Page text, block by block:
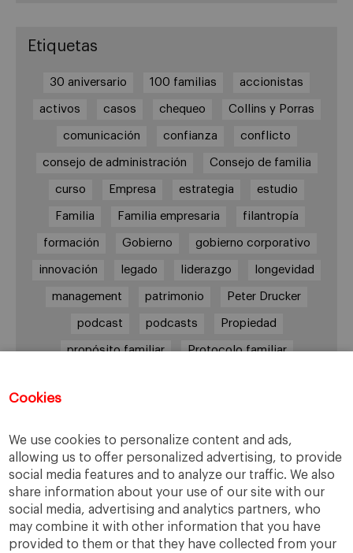
Cookies
We use cookies to personalize content and ads,
allowing us to offer personalized advertising, to provide
social media features and to analyze our traffic. We also
share information about your use of our site with our
social media, advertising and analytics partners, who
may combine it with other information that you have
provided to them or that they have collected from your
Etiquetas
30 aniversario 100 familias accionistas
activos casos chequeo Collins y Porras
comunicación confianza conflicto
consejo de administración Consejo de familia
curso Empresa estrategia estudio
Familia Familia empresaria filantropía
formación Gobierno gobierno corporativo
innovación legado liderazgo longevidad
management patrimonio Peter Drucker
podcast podcasts Propiedad
propósito familiar Protocolo familiar
salud
toma de decisiones valores virtudes
Enlaces